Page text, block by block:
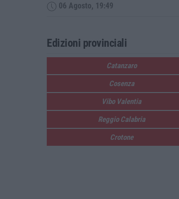
06 Agosto, 19:49
Edizioni provinciali
Catanzaro
Cosenza
Vibo Valentia
Reggio Calabria
Crotone